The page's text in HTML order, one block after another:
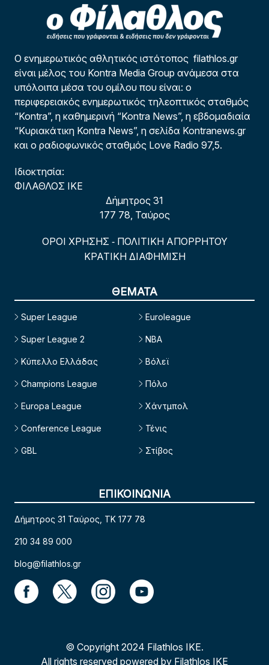
Ο ενημερωτικός αθλητικός ιστότοπος filathlos.gr
είναι μέλος του Kontra Media Group ανάμεσα στα
υπόλοιπα μέσα του ομίλου που είναι: ο
περιφερειακός ενημερωτικός τηλεοπτικός σταθμός
“Kontra”, η καθημερινή “Kontra News”, η εβδομαδιαία
“Κυριακάτικη Kontra News”, η σελίδα Kontranews.gr
και ο ραδιοφωνικός σταθμός Love Radio 97,5.
Ιδιοκτησία:
ΦΙΛΑΘΛΟΣ ΙΚΕ
Δήμητρος 31
177 78, Ταύρος
ΟΡΟΙ ΧΡΗΣΗΣ - ΠΟΛΙΤΙΚΗ ΑΠΟΡΡΗΤΟΥ
ΚΡΑΤΙΚΗ ΔΙΑΦΗΜΙΣΗ
ΘΕΜΑΤΑ
Super League
Super League 2
Κύπελλο Ελλάδας
Champions League
Europa League
Conference League
GBL
Euroleague
NBA
Βόλεϊ
Πόλο
Χάντμπολ
Τένις
Στίβος
ΕΠΙΚΟΙΝΩΝΙΑ
Δήμητρος 31 Ταύρος, TK 177 78
210 34 89 000
blog@filathlos.gr
© Copyright 2024 Filathlos ΙΚΕ.
All rights reserved powered by Filathlos ΙΚΕ